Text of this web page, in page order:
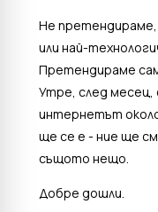
Не претендираме,
или най-
Претендираме
Утре, след месец,
интернетът
ще се е - ние ще
същото нещо.
Добре дошли.